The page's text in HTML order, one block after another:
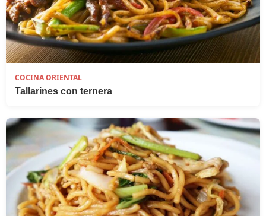
COCINA ORIENTAL
Tallarines con ternera